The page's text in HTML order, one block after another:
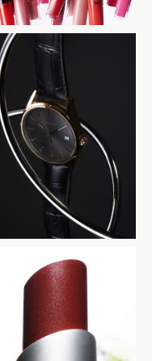
KLEIN
beauty